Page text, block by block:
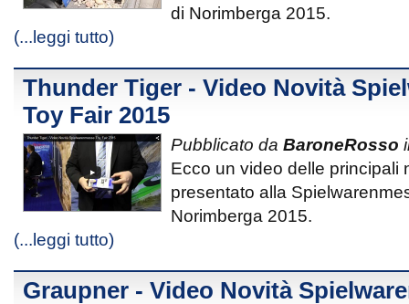
di Norimberga 2015.
(...leggi tutto)
Thunder Tiger - Video Novità
Toy Fair 2015
Pubblicato da BaroneRosso
Ecco un video delle principali
presentato alla
Norimberga 2015.
(...leggi tutto)
Graupner - Video Novità